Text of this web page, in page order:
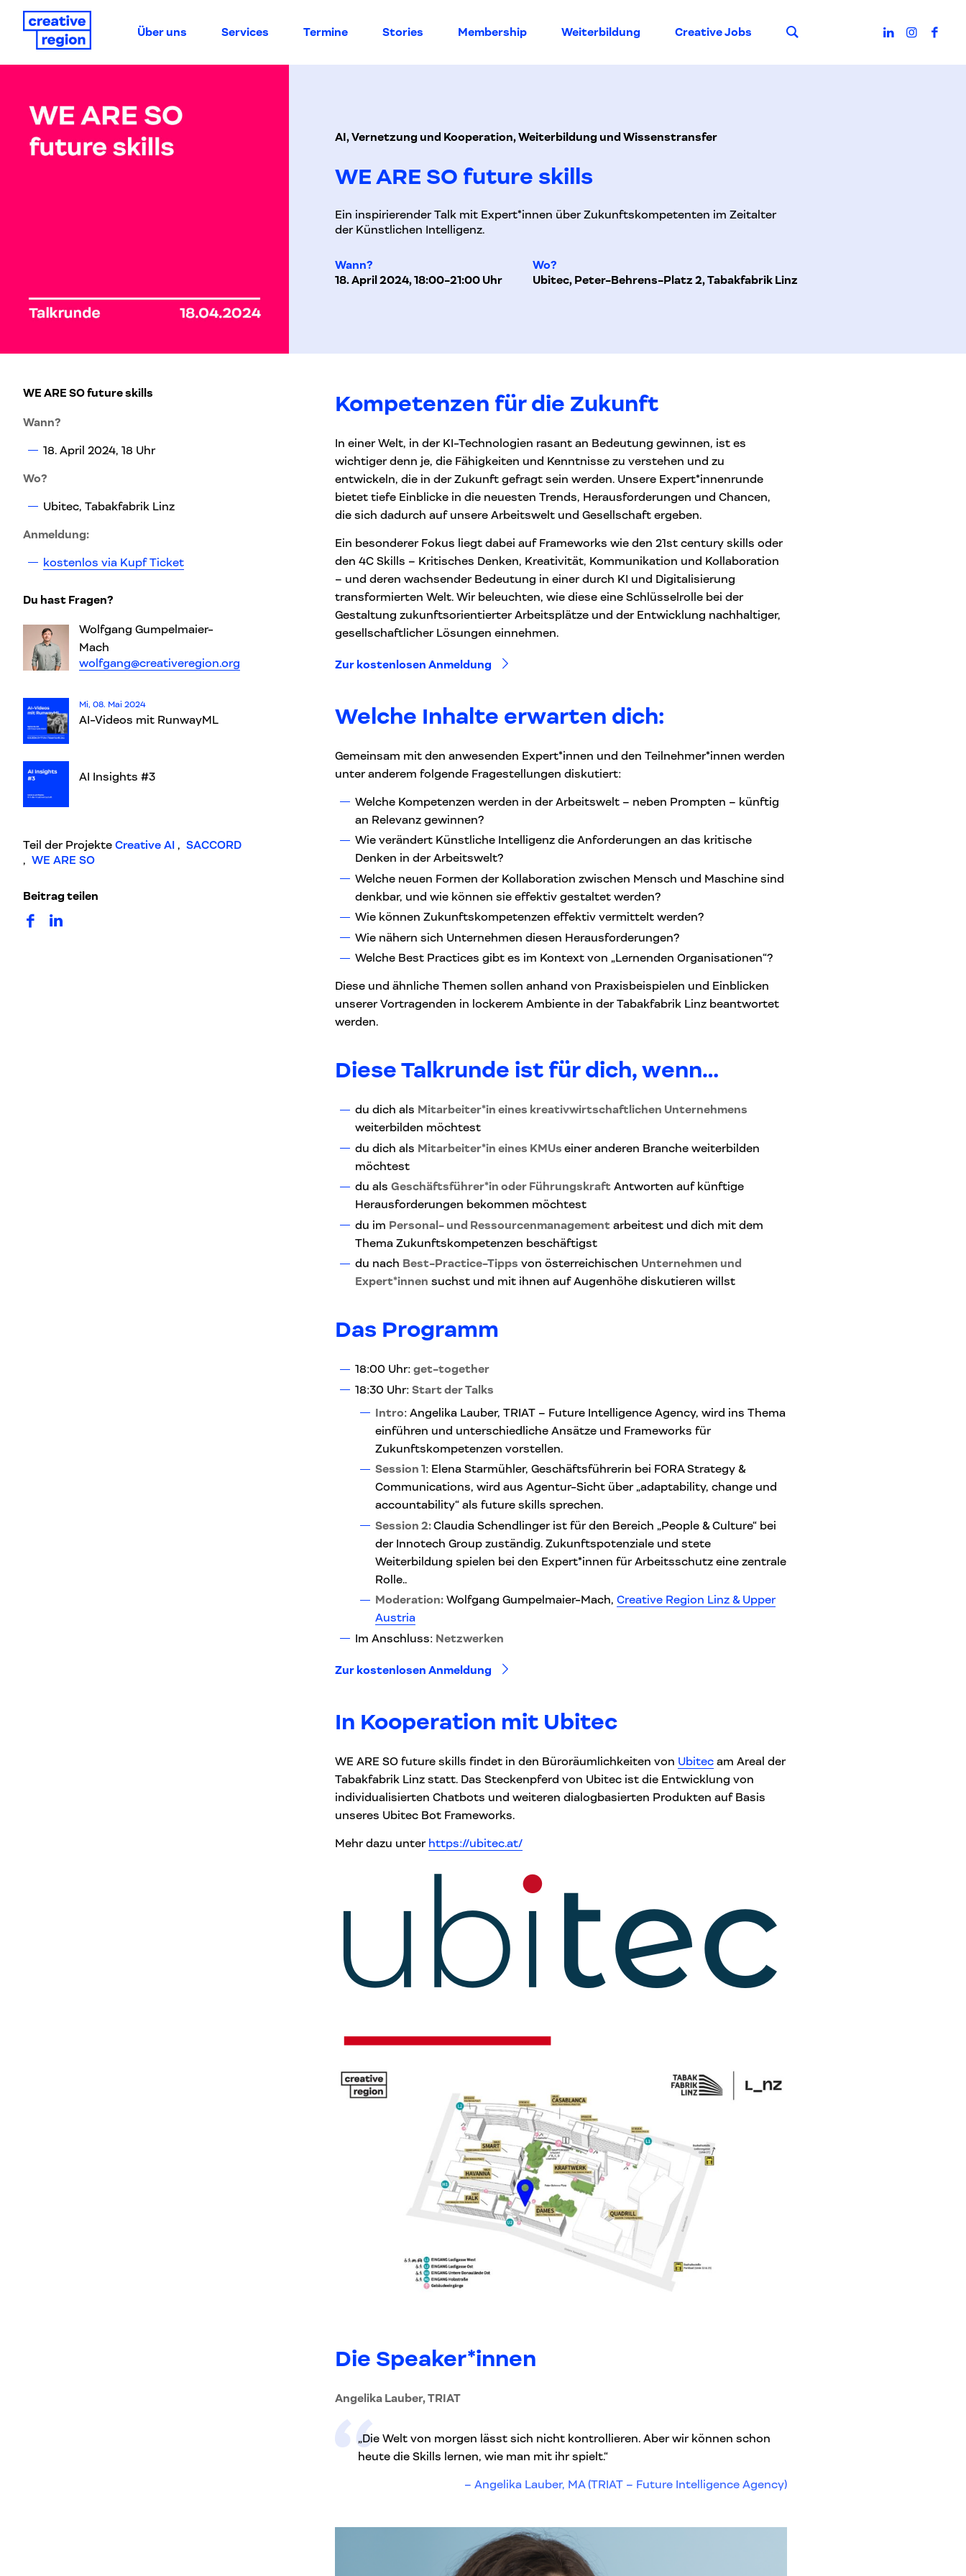
Über uns Services Termine Stories Membership Weiterbildung Creative Jobs Suche
AI, Vernetzung und Kooperation, Weiterbildung und Wissenstransfer
WE ARE SO future skills
Ein inspirierender Talk mit Expert*innen über Zukunftskompetenten im Zeitalter
der Künstlichen Intelligenz.
Wann?
18. April 2024, 18:00-21:00 Uhr
Wo?
Ubitec, Peter-Behrens-Platz 2, Tabakfabrik Linz
WE ARE SO future skills
Wann?
18. April 2024, 18 Uhr
Wo?
Ubitec, Tabakfabrik Linz
Anmeldung:
kostenlos via Kupf Ticket
Du hast Fragen?
Wolfgang Gumpelmaier-
Mach
wolfgang@creativeregion.org
Mi, 08. Mai 2024
AI-Videos mit RunwayML
AI Insights #3
Teil der Projekte Creative AI , SACCORD
, WE ARE SO
Beitrag teilen
auf Facebook teilen
auf LinkedIn teilen
Kompetenzen für die Zukunft
In einer Welt, in der KI-Technologien rasant an Bedeutung gewinnen, ist es
wichtiger denn je, die Fähigkeiten und Kenntnisse zu verstehen und zu
entwickeln, die in der Zukunft gefragt sein werden. Unsere Expert*innenrunde
bietet tiefe Einblicke in die neuesten Trends, Herausforderungen und Chancen,
die sich dadurch auf unsere Arbeitswelt und Gesellschaft ergeben.
Ein besonderer Fokus liegt dabei auf Frameworks wie den 21st century skills oder
den 4C Skills – Kritisches Denken, Kreativität, Kommunikation und Kollaboration
– und deren wachsender Bedeutung in einer durch KI und Digitalisierung
transformierten Welt. Wir beleuchten, wie diese eine Schlüsselrolle bei der
Gestaltung zukunftsorientierter Arbeitsplätze und der Entwicklung nachhaltiger,
gesellschaftlicher Lösungen einnehmen.
Zur kostenlosen Anmeldung
Welche Inhalte erwarten dich:
Gemeinsam mit den anwesenden Expert*innen und den Teilnehmer*innen werden
unter anderem folgende Fragestellungen diskutiert:
Welche Kompetenzen werden in der Arbeitswelt – neben Prompten – künftig
an Relevanz gewinnen?
Wie verändert Künstliche Intelligenz die Anforderungen an das kritische
Denken in der Arbeitswelt?
Welche neuen Formen der Kollaboration zwischen Mensch und Maschine sind
denkbar, und wie können sie effektiv gestaltet werden?
Wie können Zukunftskompetenzen effektiv vermittelt werden?
Wie nähern sich Unternehmen diesen Herausforderungen?
Welche Best Practices gibt es im Kontext von „Lernenden Organisationen“?
Diese und ähnliche Themen sollen anhand von Praxisbeispielen und Einblicken
unserer Vortragenden in lockerem Ambiente in der Tabakfabrik Linz beantwortet
werden.
Diese Talkrunde ist für dich, wenn…
du dich als Mitarbeiter*in eines kreativwirtschaftlichen Unternehmens
weiterbilden möchtest
du dich als Mitarbeiter*in eines KMUs einer anderen Branche weiterbilden
möchtest
du als Geschäftsführer*in oder FührungskraftAntworten auf künftige
Herausforderungen bekommen möchtest
du im Personal- und Ressourcenmanagementarbeitest und dich mit dem
Thema Zukunftskompetenzen beschäftigst
du nach Best-Practice-Tipps von österreichischen Unternehmen und
Expert*innen suchst und mit ihnen auf Augenhöhe diskutieren willst
Das Programm
18:00 Uhr: get-together
18:30 Uhr: Start der Talks
Intro: Angelika Lauber, TRIAT – Future Intelligence Agency, wird ins Thema
einführen und unterschiedliche Ansätze und Frameworks für
Zukunftskompetenzen vorstellen.
Session 1: Elena Starmühler, Geschäftsführerin bei FORA Strategy &
Communications, wird aus Agentur-Sicht über „adaptability, change und
accountability“ als future skills sprechen.
Session 2:Claudia Schendlinger ist für den Bereich „People & Culture“ bei
der Innotech Group zuständig. Zukunftspotenziale und stete
Weiterbildung spielen bei den Expert*innen für Arbeitsschutz eine zentrale
Rolle..
Moderation:Wolfgang Gumpelmaier-Mach, Creative Region Linz & Upper
Austria
Im Anschluss: Netzwerken
Zur kostenlosen Anmeldung
In Kooperation mit Ubitec
WE ARE SO future skills findet in den Büroräumlichkeiten von Ubitecam Areal der
Tabakfabrik Linz statt. Das Steckenpferd von Ubitec ist die Entwicklung von
individualisierten Chatbots und weiteren dialogbasierten Produkten auf Basis
unseres Ubitec Bot Frameworks.
Mehr dazu unter https://ubitec.at/
Die Speaker*innen
Angelika Lauber, TRIAT
„Die Welt von morgen lässt sich nicht kontrollieren. Aber wir können schon
heute die Skills lernen, wie man mit ihr spielt.“
Angelika Lauber, MA (TRIAT – Future Intelligence Agency)